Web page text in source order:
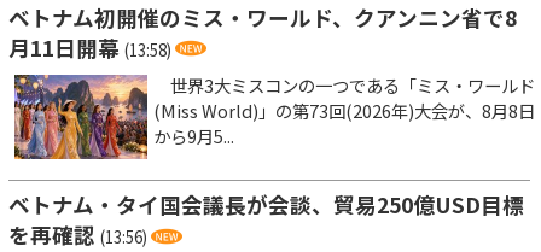
ベトナム初開催のミス・ワールド、クアンニン省で8
月11日開幕 (13:58)
世界3大ミスコンの一つである「ミス・ワールド
(Miss World)」の第73回(2026年)大会が、8月8日
から9月5...
ベトナム・タイ国会議長が会談、貿易250億USD目標
を再確認 (13:56)